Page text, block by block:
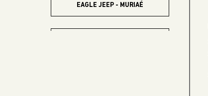
EAGLE JEEP - MURIAÉ